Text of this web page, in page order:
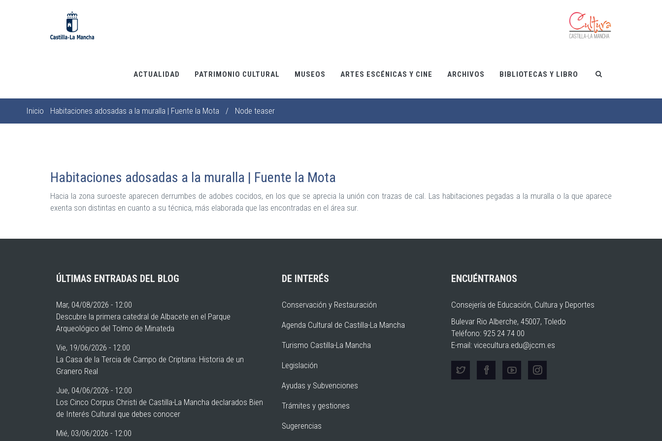
ACTUALIDAD PATRIMONIO CULTURAL MUSEOS ARTES ESCÉNICAS Y CINE ARCHIVOS BIBLIOTECAS Y LIBRO
Sobrescribir
navegación
Inicio Habitaciones adosadas a la muralla | Fuente la Mota / Node teaser
Habitaciones adosadas a la muralla | Fuente la Mota
Hacia la zona suroeste aparecen derrumbes de adobes cocidos, en los que se aprecia la unión con trazas de cal. Las habitaciones pegadas a la muralla o la que aparece
exenta son distintas en cuanto a su técnica, más elaborada que las encontradas en el área sur.
ÚLTIMAS ENTRADAS DEL BLOG
Mar, 04/08/2026 - 12:00
Descubre la primera catedral de Albacete en el Parque
Arqueológico del Tolmo de Minateda
Vie, 19/06/2026 - 12:00
La Casa de la Tercia de Campo de Criptana: Historia de un
Granero Real
Jue, 04/06/2026 - 12:00
Los Cinco Corpus Christi de Castilla-La Mancha declarados Bien
de Interés Cultural que debes conocer
Mié, 03/06/2026 - 12:00
DE INTERÉS
Conservación y Restauración
Agenda Cultural de Castilla-La Mancha
Turismo Castilla-La Mancha
Legislación
Ayudas y Subvenciones
Trámites y gestiones
Sugerencias
ENCUÉNTRANOS
Consejería de Educación, Cultura y Deportes
Bulevar Rio Alberche, 45007, Toledo
Teléfono: 925 24 74 00
E-mail: vicecultura.edu@jccm.es